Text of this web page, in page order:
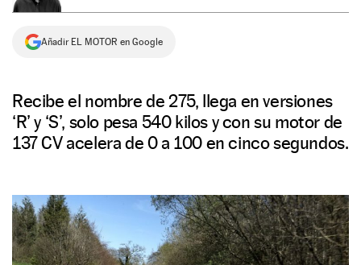
Añadir EL MOTOR en Google
Recibe el nombre de 275, llega en versiones
‘R’ y ‘S’, solo pesa 540 kilos y con su motor de
137 CV acelera de 0 a 100 en cinco segundos.